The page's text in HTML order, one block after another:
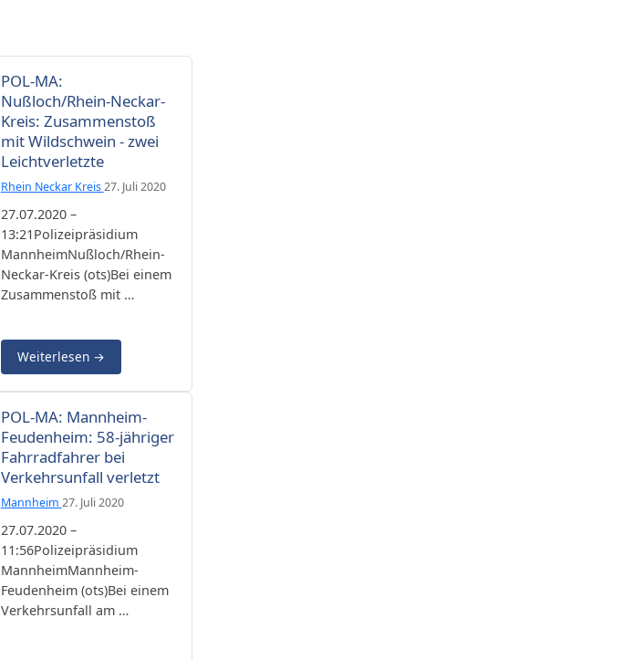
POL-MA:
Nußloch/Rhein-Neckar-
Kreis: Zusammenstoß
mit Wildschwein - zwei
Leichtverletzte
Rhein Neckar Kreis27. Juli 2020
27.07.2020 –
13:21Polizeipräsidium
MannheimNußloch/Rhein-
Neckar-Kreis (ots)Bei einem
Zusammenstoß mit …
Weiterlesen →
POL-MA: Mannheim-
Feudenheim: 58-jähriger
Fahrradfahrer bei
Verkehrsunfall verletzt
Mannheim 27. Juli 2020
27.07.2020 –
11:56Polizeipräsidium
MannheimMannheim-
Feudenheim (ots)Bei einem
Verkehrsunfall am …